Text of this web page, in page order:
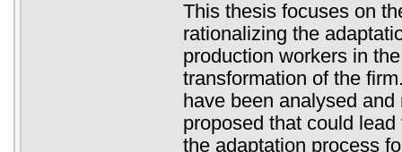
This thesis focuses on
rationalizing the
production workers in
transformation of the
have been analysed
proposed that could
the adaptation process